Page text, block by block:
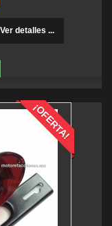
Ver detalles ...
¡OFERTA!